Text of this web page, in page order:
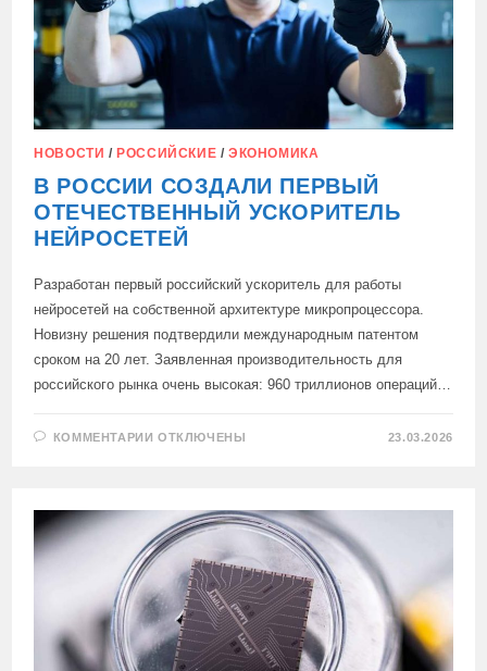
НОВОСТИ /РОССИЙСКИЕ /ЭКОНОМИКА
В РОССИИ СОЗДАЛИ ПЕРВЫЙ
ОТЕЧЕСТВЕННЫЙ УСКОРИТЕЛЬ
НЕЙРОСЕТЕЙ
Разработан первый российский ускоритель для работы
нейросетей на собственной архитектуре микропроцессора.
Новизну решения подтвердили международным патентом
сроком на 20 лет. Заявленная производительность для
российского рынка очень высокая: 960 триллионов операций…
КОММЕНТАРИИ К
ПЕРВЫЙ
ОТЕЧЕСТВЕННЫЙ
УСКОРИТЕЛЬ
НЕЙРОСЕТЕЙ
ОТКЛЮЧЕНЫ 23.03.2026